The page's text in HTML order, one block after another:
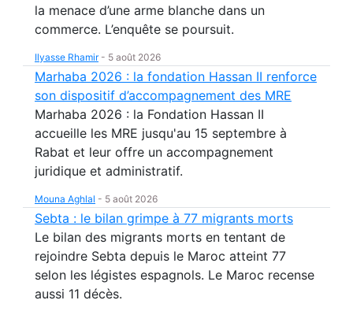
la menace d’une arme blanche dans un
commerce. L’enquête se poursuit.
Ilyasse Rhamir- 5 août 2026
Marhaba 2026 : la fondation Hassan II renforce
son dispositif d’accompagnement des MRE
Marhaba 2026 : la Fondation Hassan II
accueille les MRE jusqu'au 15 septembre à
Rabat et leur offre un accompagnement
juridique et administratif.
Mouna Aghlal - 5 août 2026
Sebta : le bilan grimpe à 77 migrants morts
Le bilan des migrants morts en tentant de
rejoindre Sebta depuis le Maroc atteint 77
selon les légistes espagnols. Le Maroc recense
aussi 11 décès.